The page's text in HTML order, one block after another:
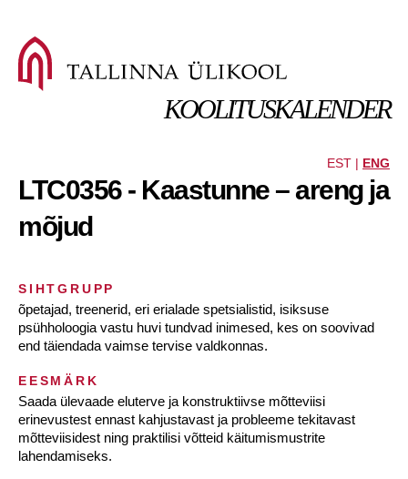
KOOLITUSKALENDER
EST | ENG
LTC0356 - Kaastunne – areng ja
mõjud
SIHTGRUPP
õpetajad, treenerid, eri erialade spetsialistid, isiksuse
psühholoogia vastu huvi tundvad inimesed, kes on soovivad
end täiendada vaimse tervise valdkonnas.
EESMÄRK
Saada ülevaade eluterve ja konstruktiivse mõtteviisi
erinevustest ennast kahjustavast ja probleeme tekitavast
mõtteviisidest ning praktilisi võtteid käitumismustrite
lahendamiseks.